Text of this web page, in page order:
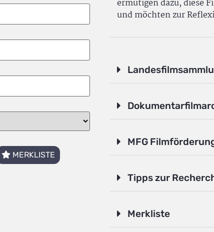
MERKLISTE
ermutigen dazu, diese
und möchten zur
MFG
Tipps zur
Merkliste